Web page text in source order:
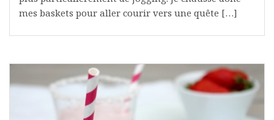
mes baskets pour aller courir vers une quête […]